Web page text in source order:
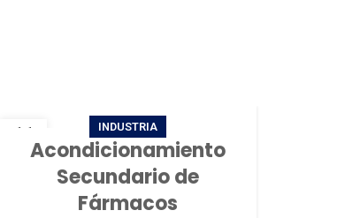
11
OCT
INDUSTRIA
Acondicionamiento
Secundario de
Fármacos